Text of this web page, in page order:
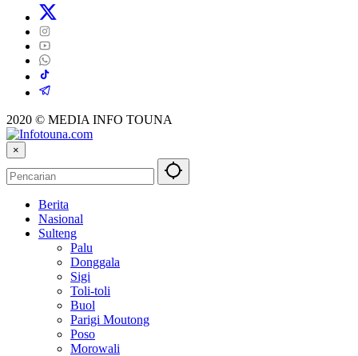
2020 © MEDIA INFO TOUNA
×
Berita
Nasional
Sulteng
Palu
Donggala
Sigi
Toli-toli
Buol
Parigi Moutong
Poso
Morowali